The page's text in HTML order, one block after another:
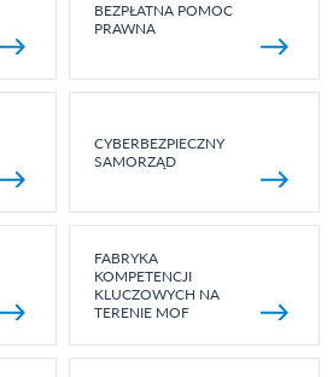
BEZPŁATNA POMOC
PRAWNA
CYBERBEZPIECZNY
SAMORZĄD
FABRYKA
KOMPETENCJI
KLUCZOWYCH NA
TERENIE MOF